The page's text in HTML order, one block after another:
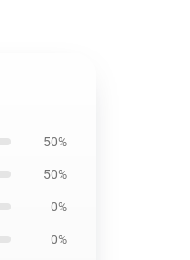
50%
50%
0%
0%